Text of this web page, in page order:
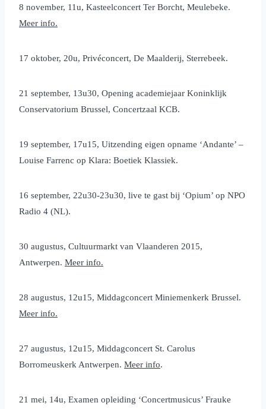
8 november, 11u, Kasteelconcert Ter Borcht, Meulebeke.
Meer info.
17 oktober, 20u, Privéconcert, De Maalderij, Sterrebeek.
21 september, 13u30, Opening academiejaar Koninklijk
Conservatorium Brussel, Concertzaal KCB.
19 september, 17u15, Uitzending eigen opname ‘Andante’ –
Louise Farrenc op Klara: Boetiek Klassiek.
16 september, 22u30-23u30, live te gast bij ‘Opium’ op NPO
Radio 4 (NL).
30 augustus, Cultuurmarkt van Vlaanderen 2015,
Antwerpen. Meer info.
28 augustus, 12u15, Middagconcert Miniemenkerk Brussel.
Meer info.
27 augustus, 12u15, Middagconcert St. Carolus
Borromeuskerk Antwerpen. Meer info.
21 mei, 14u, Examen opleiding ‘Concertmusicus’ Frauke